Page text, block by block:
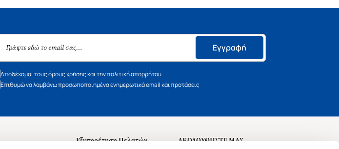
Εγγραφή
Αποδέχομαι τους όρους χρήσης και την πολιτική απορρήτου
Επιθυμώ να λαμβάνω προσωποποιημένα ενημερωτικά email και προτάσεις
Εξυπηρέτηση Πελατών ΑΚΟΛΟΥΘΗΣΤΕ ΜΑΣ